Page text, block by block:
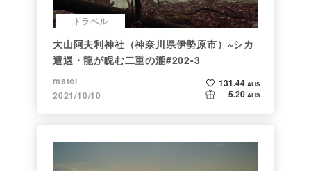
トラベル
大山阿夫利神社（神奈川県伊勢原市）~シカ
遭遇・龍が睨む二重の瀧#202-3
matol
2021/10/10
131.44 ALIS
5.20 ALIS